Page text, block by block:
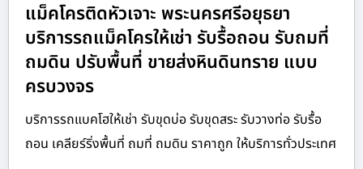
แม็คโครติดหัวเจาะ พระนครศรีอยุธยา
บริการรถแม็คโครให้เช่า รับรื้อถอน รับถมที่
ถมดิน ปรับพื้นที่ ขายส่งหินดินทราย แบบ
ครบวงจร
บริการรถแบคโฮให้เช่า รับขุดบ่อ รับขุดสระ รับวางท่อ รับรื้อ
ถอน เคลียร์ริ่งพื้นที่ ถมที่ ถมดิน ราคาถูก ให้บริการทั่วประเทศ